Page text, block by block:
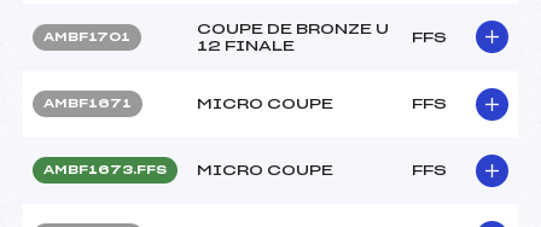
AMBF1701
COUPE DE BRONZE U
12 FINALE
FFS
AMBF1671 MICRO COUPE FFS
AMBF1673.FFS MICRO COUPE FFS